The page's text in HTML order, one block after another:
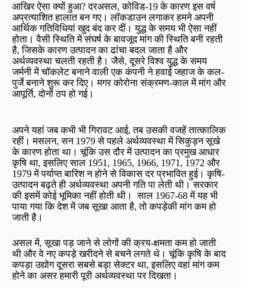
आखिर ऐसा क्यों हुआ? दरअसल, कोविड-19 के कारण इस वर्ष
अप्रत्याशित हालात बन गए। लॉकडाउन लगाकर हमने अपनी
आर्थिक गतिविधियां खुद बंद कर दीं। युद्ध के समय भी ऐसा नहीं
होता। वैसी स्थिति में संघर्ष के बावजूद मांग की स्थिति बनी रहती
है, जिसके कारण उत्पादन का ढांचा बदल जाता है और
अर्थव्यवस्था चलती रहती है। जैसे, दूसरे विश्व युद्ध के समय
जर्मनी में चॉकलेट बनाने वाली एक कंपनी ने हवाई जहाज के कल-
पुर्जे बनाने शुरू कर दिए। मगर कोरोना संक्रमण-काल में मांग और
आपूर्ति, दोनों ठप हो गई।
अपने यहां जब कभी भी गिरावट आई, तब उसकी वजहें तात्कालिक
रहीं। मसलन, सन 1979 से पहले अर्थव्यवस्था में सिकुड़न सूखे
के कारण होता था। चूंकि उस दौर में उत्पादन का प्रमुख आधार
कृषि था, इसलिए साल 1951, 1965, 1966, 1971, 1972 और
1979 में पर्याप्त बारिश न होने से विकास दर प्रभावित हुई। कृषि-
उत्पादन बढ़ते ही अर्थव्यवस्था अपनी गति पा लेती थी। सरकार
की इसमें कोई भूमिका नहीं होती थी। साल 1967-68 में यह भी
पाया गया कि देश में जब सूखा आता है, तो कपड़ेकी मांग कम हो
जाती है।
असल में, सूखा पड़ जाने से लोगों की क्रय-क्षमता कम हो जाती
थी और वे नए कपड़े खरीदने से बचने लगते थे। चूंकि कृषि के बाद
कपड़ा उद्योग दूसरा सबसे बड़ा सेक्टर था, इसलिए वहां मांग कम
होने का असर हमारी पूरी अर्थव्यवस्था पर दिखता।